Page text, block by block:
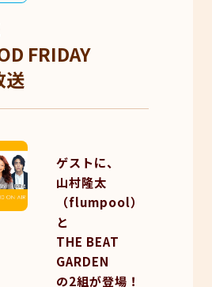
FRIDAY
送
ゲストに、
山村隆太
（flumpool）
と
THE BEAT
GARDEN
の2組が登場！